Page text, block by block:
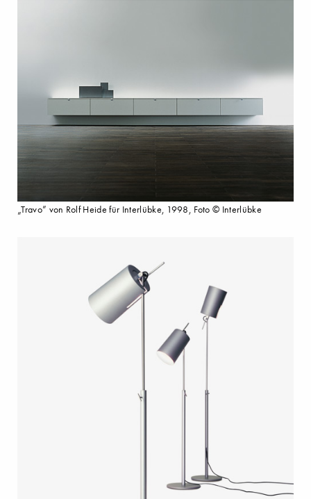
„Travo” von Rolf Heide für Interlübke, 1998, Foto © Interlübke